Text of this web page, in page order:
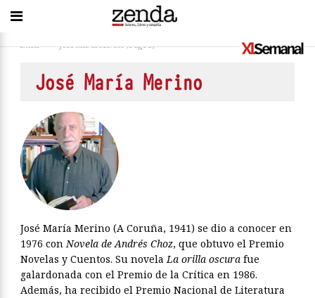
Inicio > José María Merino(Page 3)
José María Merino
José María Merino (A Coruña, 1941) se dio a conocer en
1976 conNovela de Andrés Choz, que obtuvo el Premio
Novelas y Cuentos. Su novelaLa orilla oscura fue
galardonada con el Premio de la Crítica en 1986.
Además, ha recibido el Premio Nacional de Literatura